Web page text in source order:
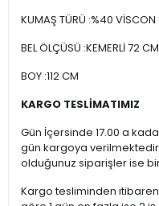
KUMAŞ TÜRÜ :%40 VİSCON
BEL ÖLÇÜSÜ :KEMERLİ 72 CM
BOY :112 CM
KARGO TESLİMATIMIZ
Gün İçersinde 17.00 a
gün kargoya
olduğunuz siparişler ise
Kargo tesliminden